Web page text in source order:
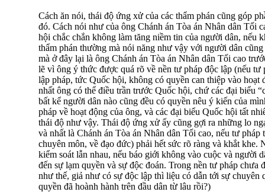
Cách ăn nói, thái độ ứng xử của các thẩm phán cũng góp
đó. Cách nói như của ông Chánh án Tòa án Nhân dân Tối
hội chắc chắn không làm tăng niềm tin của người dân, nếu
thẩm phán thường mà nói năng như vậy với người dân
mà ở đây lại là ông Chánh án Tòa án Nhân dân Tối cao
lẽ vì ông ý thức được quá rõ về nền tư pháp độc lập (nếu tư
lập pháp, tức Quốc hội, không có quyền can thiệp vào hoạt
nhất ông có thể điều trần trước Quốc hội, chứ các đại biểu
bất kể người dân nào cũng đều có quyền nêu ý kiến của
pháp về hoạt động của ông, và các đại biểu Quốc hội tất
thái độ như vậy. Thái độ ứng xử ấy cũng gợi ra những lo
và nhất là Chánh án Tòa án Nhân dân Tối cao, nếu tư
chuyên môn, về đạo đức) phải hết sức rõ ràng và khắt khe.
kiểm soát lẫn nhau, nếu báo giới không vào cuộc và người
đến sự lạm quyền và sự độc đoán. Trong nền tư pháp chưa
như thế, giả như có sự độc lập thì liệu có dẫn tới sự chuyên
quyền đã hoành hành trên đầu dân từ lâu rồi?)